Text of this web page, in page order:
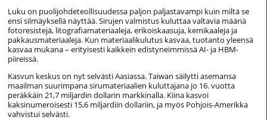
Luku on puolijohdeteollisuudessa paljon paljastavampi kuin miltä se
ensi silmäyksellä näyttää. Sirujen valmistus kuluttaa valtavia määriä
fotoresistejä, litografiamateriaaleja, erikoiskaasuja, kemikaaleja ja
pakkausmateriaaleja. Kun materiaalikulutus kasvaa, tuotanto yleensä
kasvaa mukana – erityisesti kaikkein edistyneimmissä AI- ja HBM-
piireissä.
Kasvun keskus on nyt selvästi Aasiassa. Taiwan säilytti asemansa
maailman suurimpana sirumateriaalien kuluttajana jo 16. vuotta
peräkkäin 21,7 miljardin dollarin markkinalla. Kiina kasvoi
kaksinumeroisesti 15,6 miljardiin dollariin, ja myös Pohjois-Amerikka
vahvistui selvästi.